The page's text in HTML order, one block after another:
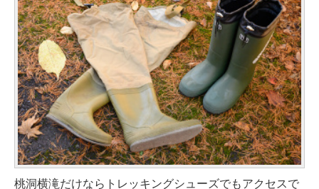
桃洞横滝だけならトレッキングシューズでもアクセスで